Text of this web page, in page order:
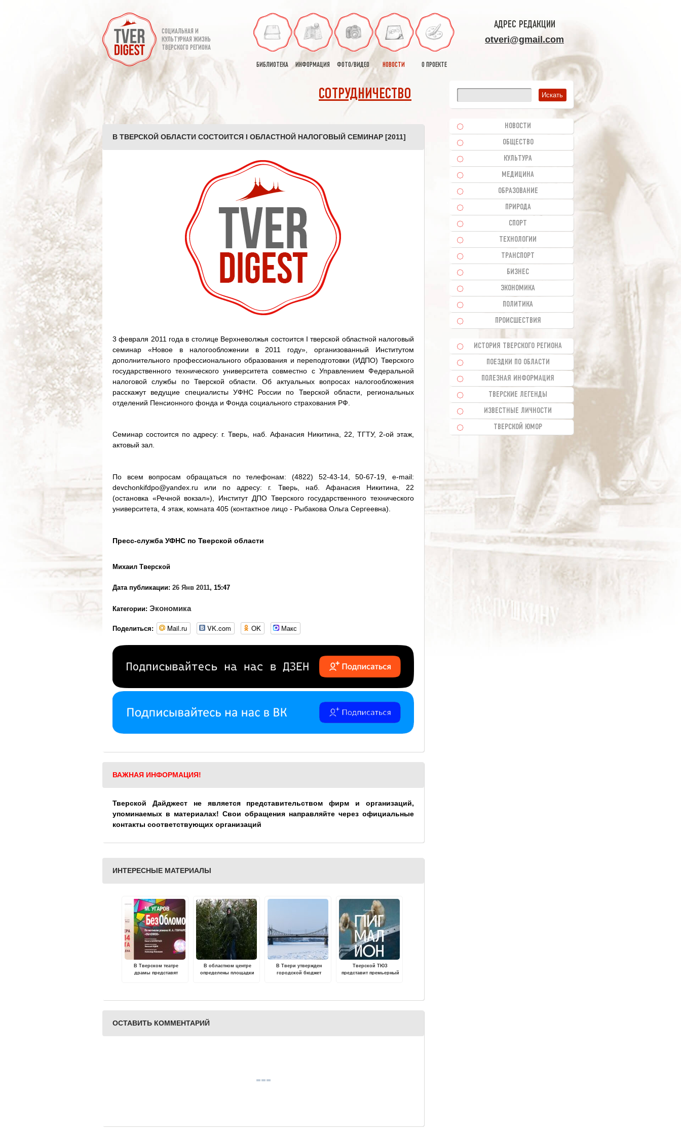
СОЦИАЛЬНАЯ И
КУЛЬТУРНАЯ ЖИЗНЬ
ТВЕРСКОГО РЕГИОНА
БИБЛИОТЕКА ИНФОРМАЦИЯ ФОТО/ВИДЕО НОВОСТИ О ПРОЕКТЕ
АДРЕС РЕДАКЦИИ
otveri@gmail.com
СОТРУДНИЧЕСТВО
В ТВЕРСКОЙ ОБЛАСТИ СОСТОИТСЯ I ОБЛАСТНОЙ НАЛОГОВЫЙ СЕМИНАР [2011]
3 февраля 2011 года в столице Верхневолжья состоится I тверской областной налоговый
семинар «Новое в налогообложении в 2011 году», организованный Институтом
дополнительного профессионального образования и переподготовки (ИДПО) Тверского
государственного технического университета совместно с Управлением Федеральной
налоговой службы по Тверской области. Об актуальных вопросах налогообложения
расскажут ведущие специалисты УФНС России по Тверской области, региональных
отделений Пенсионного фонда и Фонда социального страхования РФ.
Семинар состоится по адресу: г. Тверь, наб. Афанасия Никитина, 22, ТГТУ, 2-ой этаж,
актовый зал.
По всем вопросам обращаться по телефонам: (4822) 52-43-14, 50-67-19, e-mail:
devchonkifdpo@yandex.ru или по адресу: г. Тверь, наб. Афанасия Никитина, 22
(остановка «Речной вокзал»), Институт ДПО Тверского государственного технического
университета, 4 этаж, комната 405 (контактное лицо - Рыбакова Ольга Сергеевна).
Пресс-служба УФНС по Тверской области
Михаил Тверской
Дата публикации: 26 Янв 2011, 15:47
Категории: Экономика
Поделиться: Mail.ru VK.com OK Макс
ВАЖНАЯ ИНФОРМАЦИЯ!
Тверской Дайджест не является представительством фирм и организаций,
упоминаемых в материалах! Свои обращения направляйте через официальные
контакты соответствующих организаций
ИНТЕРЕСНЫЕ МАТЕРИАЛЫ
В Тверском театре
драмы представят
В областном центре
определены площадки
В Твери утвержден
городской бюджет
Тверской ТЮЗ
представит премьерный
ОСТАВИТЬ КОММЕНТАРИЙ
НОВОСТИ
ОБЩЕСТВО
КУЛЬТУРА
МЕДИЦИНА
ОБРАЗОВАНИЕ
ПРИРОДА
СПОРТ
ТЕХНОЛОГИИ
ТРАНСПОРТ
БИЗНЕС
ЭКОНОМИКА
ПОЛИТИКА
ПРОИСШЕСТВИЯ
ИСТОРИЯ ТВЕРСКОГО РЕГИОНА
ПОЕЗДКИ ПО ОБЛАСТИ
ПОЛЕЗНАЯ ИНФОРМАЦИЯ
ТВЕРСКИЕ ЛЕГЕНДЫ
ИЗВЕСТНЫЕ ЛИЧНОСТИ
ТВЕРСКОЙ ЮМОР